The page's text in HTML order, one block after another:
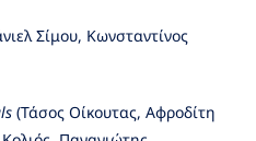
Σίμου, Κωνσταντίνος
(Τάσος Οίκουτας, Αφροδίτη